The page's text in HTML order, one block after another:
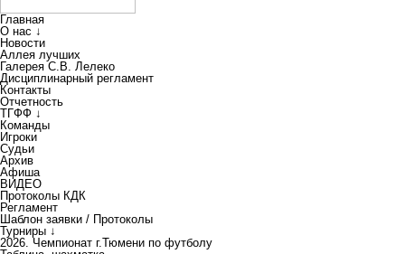
Главная
О нас ↓
Новости
Аллея лучших
Галерея С.В. Лелеко
Дисциплинарный регламент
Контакты
Отчетность
ТГФФ ↓
Команды
Игроки
Судьи
Архив
Афиша
ВИДЕО
Протоколы КДК
Регламент
Шаблон заявки / Протоколы
Турниры ↓
2026. Чемпионат г.Тюмени по футболу